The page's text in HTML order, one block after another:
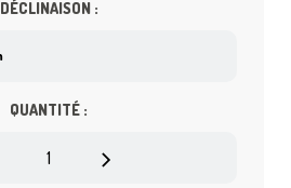
DÉCLINAISON :
QUANTITÉ :